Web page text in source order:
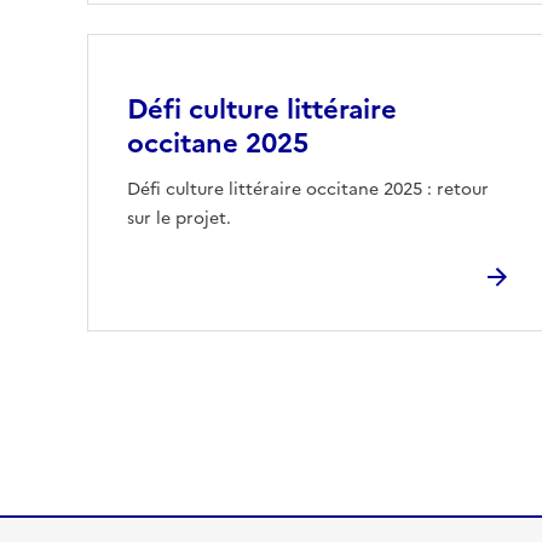
Défi culture littéraire
occitane 2025
Défi culture littéraire occitane 2025 : retour
sur le projet.